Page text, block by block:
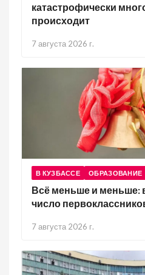
катастрофически
происходит
7 августа 2026 г.
В КУЗБАССЕ ОБРАЗОВАНИЕ
Всё меньше и меньше:
число
7 августа 2026 г.